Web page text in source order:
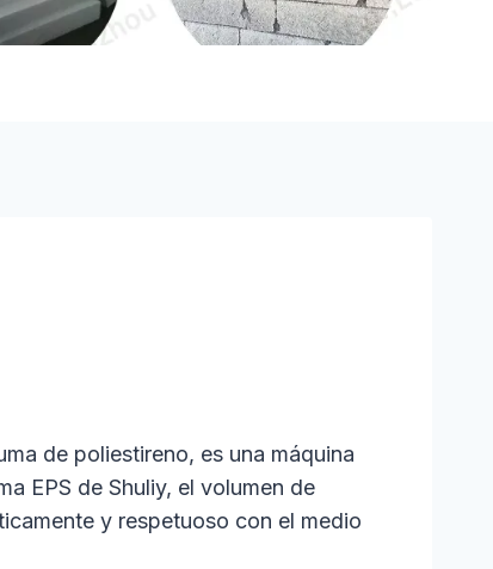
de poliestireno, es una máquina
EPS de Shuliy, el volumen de
y respetuoso con el medio